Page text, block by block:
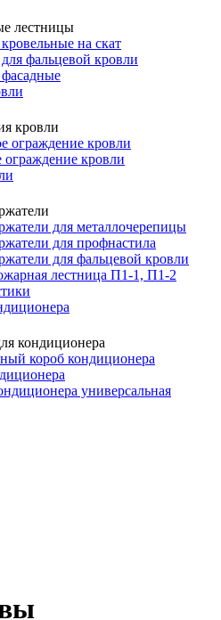
лестницы
на скат
фальцевой кровли
кровли
ограждение кровли
ограждение кровли
для металлочерепицы
для профнастила
для фальцевой кровли
лестница П1-1, П1-2
кондиционера
короб кондиционера
универсальная